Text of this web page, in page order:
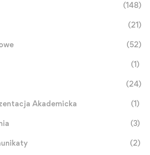
(148)
(21)
(52)
(1)
(24)
Akademicka (1)
(3)
(2)